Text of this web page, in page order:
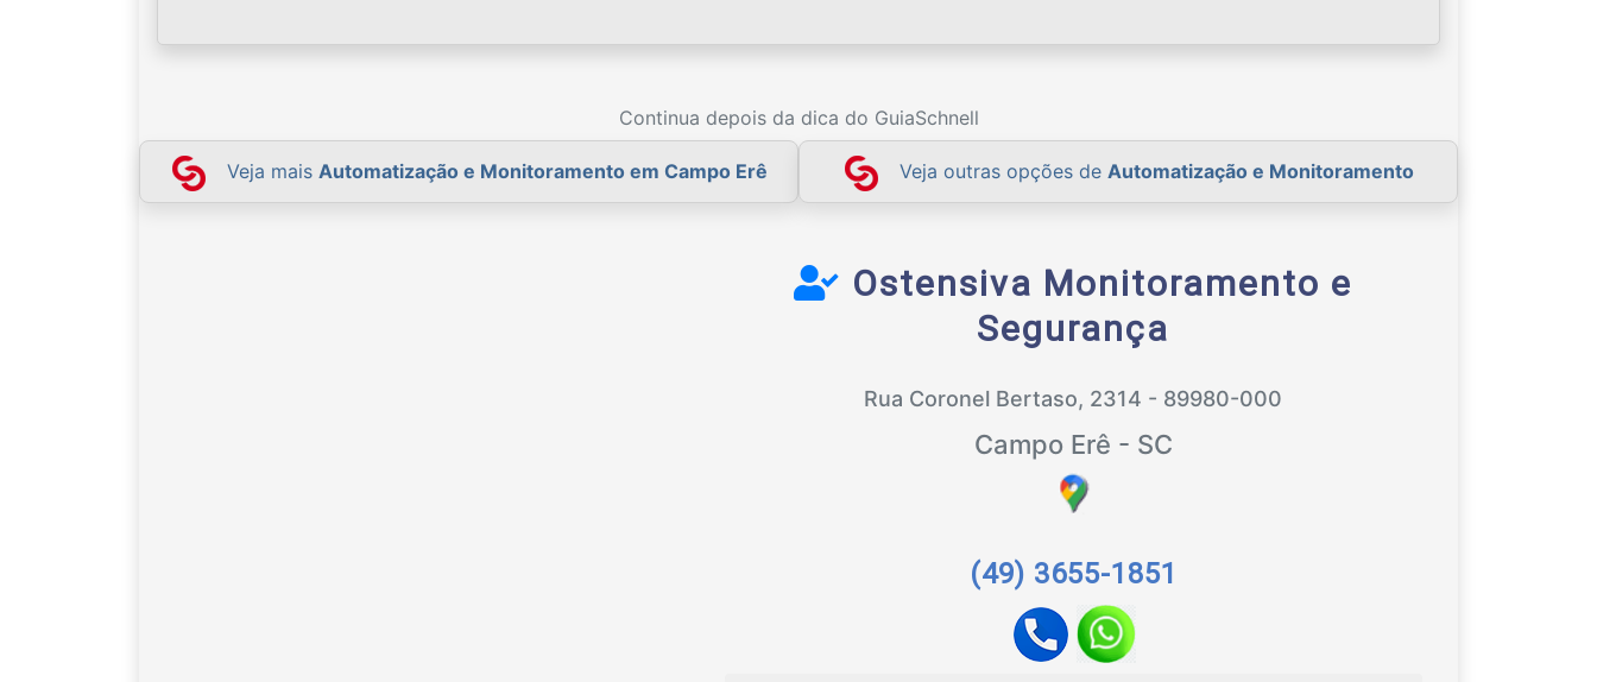
Continua depois da dica do GuiaSchnell
Veja mais Automatização e Monitoramento em Campo Erê Veja outras opções de Automatização e Monitoramento
Ostensiva Monitoramento e
Segurança
Rua Coronel Bertaso, 2314 - 89980-000
Campo Erê - SC
(49) 3655-1851